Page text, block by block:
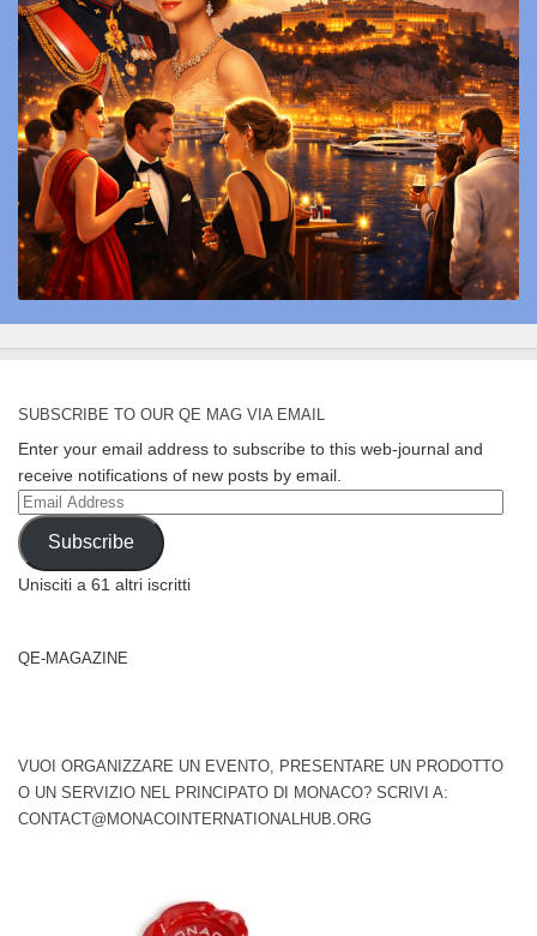
SUBSCRIBE TO OUR QE MAG VIA EMAIL
Enter your email address to subscribe to this web-journal and
receive notifications of new posts by email.
Email
Address
Subscribe
Unisciti a 61 altri iscritti
QE-MAGAZINE
VUOI ORGANIZZARE UN EVENTO, PRESENTARE UN PRODOTTO
O UN SERVIZIO NEL PRINCIPATO DI MONACO? SCRIVI A:
CONTACT@MONACOINTERNATIONALHUB.ORG